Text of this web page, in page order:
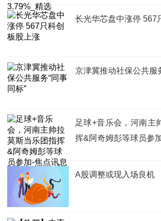
长光华芯盘中涨停 567
京津冀推动社保公共服
足球+音乐会，河南主
挥&阿奇姆彭等球员参
A股调整或现入场良机